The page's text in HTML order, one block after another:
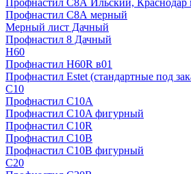
Профнастил С8А Ильский, Краснодар
Профнастил С8А мерный
Мерный лист Дачный
Профнастил 8 Дачный
Н60
Профнастил H60R в01
Профнастил Estet (стандартные под
C10
Профнастил С10A
Профнастил С10A фигурный
Профнастил С10R
Профнастил С10В
Профнастил С10В фигурный
C20